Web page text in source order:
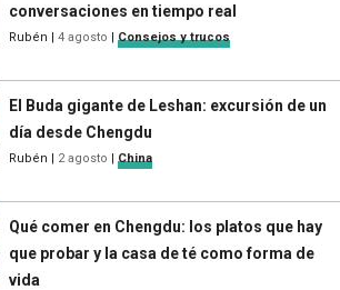
conversaciones en tiempo real
Rubén | 4 agosto | Consejos y trucos
El Buda gigante de Leshan: excursión de un
día desde Chengdu
Rubén | 2 agosto | China
Qué comer en Chengdu: los platos que hay
que probar y la casa de té como forma de
vida